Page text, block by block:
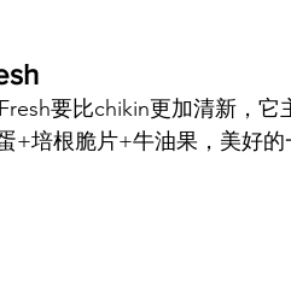
要比chikin更加清新，
+培根脆片+牛油果，美好的